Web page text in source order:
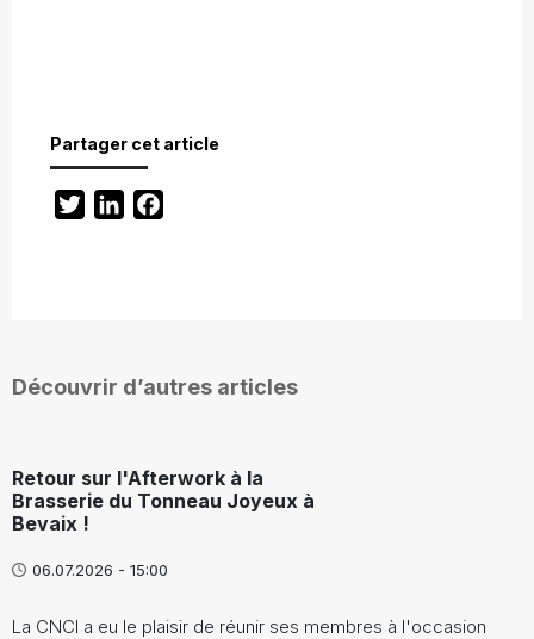
Partager cet article
TwitterLinkedIn
Découvrir d’autres articles
Retour sur l'Afterwork à la
Brasserie du Tonneau Joyeux à
Bevaix !
06.07.2026 - 15:00
La CNCI a eu le plaisir de réunir ses membres à l'occasion